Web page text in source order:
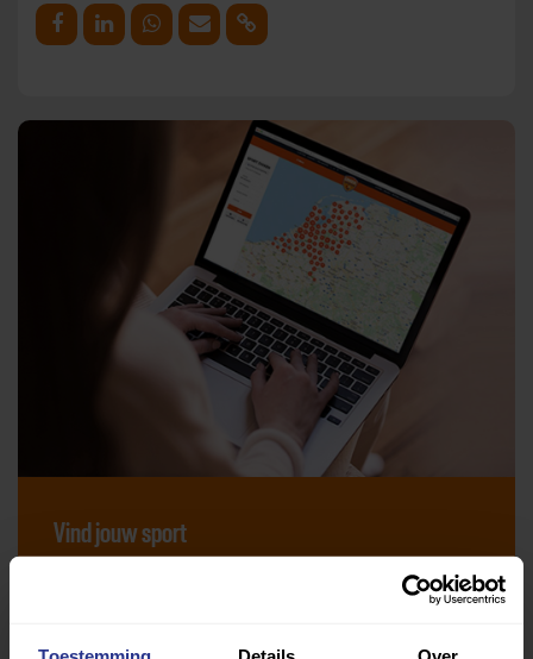
Deel op Facebook
Deel op LinkedinDeel op Whatsapp
Mail link Kopieer link
Vind jouw sport
Van atletiek tot zwemmen: met onze Sportzoeker
Met meer dan 4250 sportclubs is er altijd een sport